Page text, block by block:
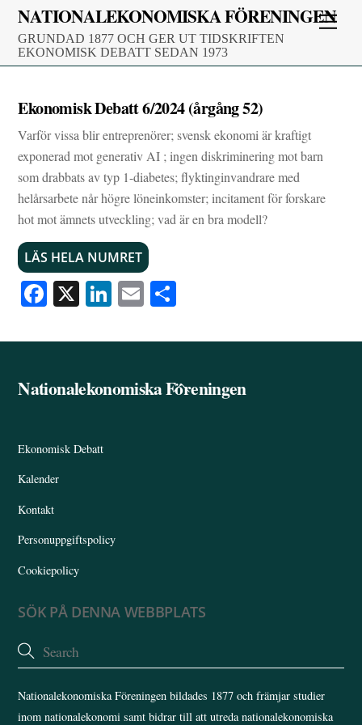
Skip
content
NATIONALEKONOMISKA FÖRENINGEN
GRUNDAD 1877 OCH GER UT TIDSKRIFTEN
EKONOMISK DEBATT SEDAN 1973
Ekonomisk Debatt 6/2024 (årgång 52)
Varför vissa blir entreprenörer; svensk ekonomi är kraftigt
exponerad mot generativ AI ; ingen diskriminering mot barn
som drabbats av typ 1-diabetes; flyktinginvandrare med
helårsarbete når högre löneinkomster; incitament för forskare
hot mot ämnets utveckling; vad är en bra modell?
LÄS HELA NUMRET
Fa
bo
X Li
ed
E
aila
Back
Nationalekonomiska Föreningen
Ekonomisk Debatt
Kalender
Kontakt
Personuppgiftspolicy
Cookiepolicy
SÖK PÅ DENNA WEBBPLATS
Nationalekonomiska Föreningen bildades 1877 och främjar studier
inom nationalekonomi samt bidrar till att utreda nationalekonomiska